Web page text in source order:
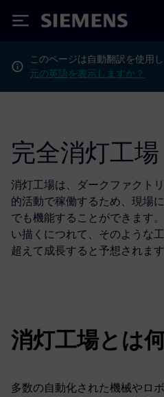
Siemens
このページは自動翻訳を使用
元の英語を表示しますか？
完全消灯工場
消灯工場は、ダークファクト
的活動で稼働するため、現場
でも機能することができます
い描くにつれて、そのような
超えて成長すると予想されます
消灯工場とは何
多数の自動化された機械やロ